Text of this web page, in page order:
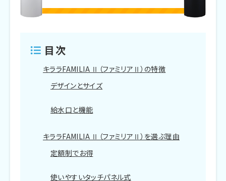
目次
キララFAMILIA Ⅱ（ファミリアⅡ）の特徴
デザインとサイズ
給水口と機能
キララFAMILIA Ⅱ（ファミリアⅡ）を選ぶ理由
定額制でお得
使いやすいタッチパネル式